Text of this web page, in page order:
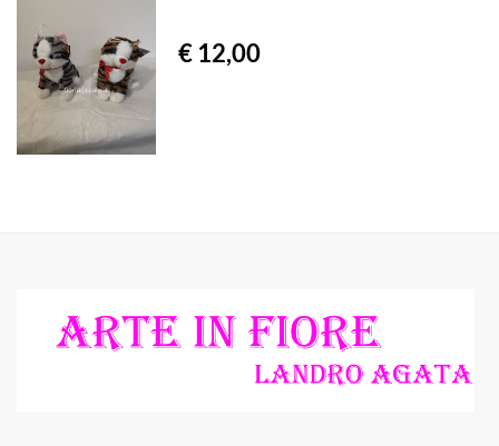
€ 12,00